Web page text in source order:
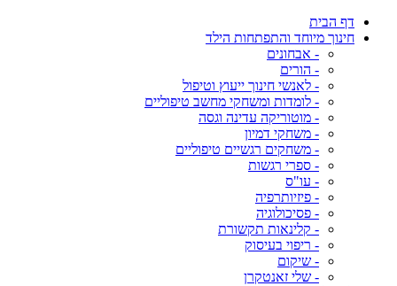
דף הבית
חינוך מיוחד והתפתחות הילד
- אבחונים
- הורים
- לאנשי חינוך ייעוץ וטיפול
- לומדות ומשחקי מחשב טיפוליים
- מוטוריקה עדינה וגסה
- משחקי דמיון
- משחקים רגשיים טיפוליים
- ספרי רגשות
- עו"ס
- פיזיותרפיה
- פסיכולוגיה
- קלינאות תקשורת
- ריפוי בעיסוק
- שיקום
- שלי זאנטקרן